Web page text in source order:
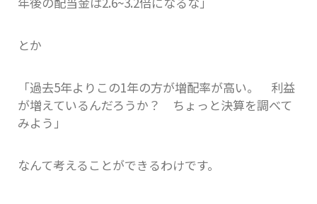
とか
「過去5年よりこの1年の方が増配率が高い。 利益
が増えているんだろうか？ ちょっと決算を調べて
みよう」
なんて考えることができるわけです。